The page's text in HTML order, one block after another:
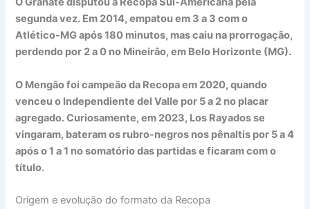
segunda vez. Em 2014, empatou em 3 a 3 com o
Atlético-MG após 180 minutos, mas caiu na prorrogação,
perdendo por 2 a 0 no Mineirão, em Belo Horizonte (MG).
O Mengão foi campeão da Recopa em 2020, quando
venceu o Independiente del Valle por 5 a 2 no placar
agregado. Curiosamente, em 2023, Los Rayados se
vingaram, bateram os rubro-negros nos pênaltis por 5 a 4
após o 1 a 1 no somatório das partidas e ficaram com o
título.
Origem e evolução do formato da Recopa